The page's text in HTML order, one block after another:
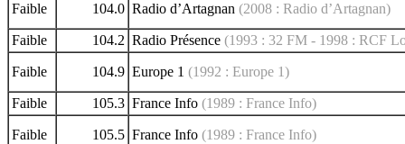
Faible 104.0 Radio d’Artagnan (2008 : Radio d’Artagnan)
Faible 104.2 Radio Présence (1993 : 32 FM - 1998 : RCF
Faible 104.9 Europe 1 (1992 : Europe 1)
Faible 105.3 France Info (1989 : France Info)
Faible 105.5 France Info (1989 : France Info)